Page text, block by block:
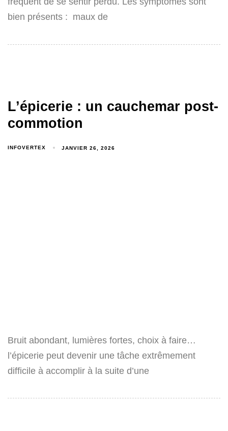
bien présents : maux de
L’épicerie : un cauchemar post-
commotion
INFOVERTEX JANVIER 26, 2026
Bruit abondant, lumières fortes, choix à faire…
l’épicerie peut devenir une tâche extrêmement
difficile à accomplir à la suite d’une